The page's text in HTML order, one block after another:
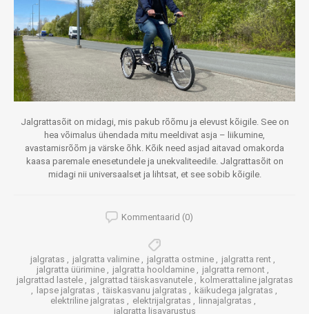
Jalgrattasõit on midagi, mis pakub rõõmu ja elevust kõigile. See on
hea võimalus ühendada mitu meeldivat asja – liikumine,
avastamisrõõm ja värske õhk. Kõik need asjad aitavad omakorda
kaasa paremale enesetundele ja unekvaliteedile. Jalgrattasõit on
midagi nii universaalset ja lihtsat, et see sobib kõigile.
Kommentaarid (0)
jalgratas , jalgratta valimine , jalgratta ostmine , jalgratta rent ,
jalgratta üürimine , jalgratta hooldamine , jalgratta remont ,
jalgrattad lastele , jalgrattad täiskasvanutele , kolmerattaline jalgratas
,
lapse jalgratas , täiskasvanu jalgratas , käikudega jalgratas ,
elektriline jalgratas , elektrijalgratas , linnajalgratas ,
jalgratta lisavarustus